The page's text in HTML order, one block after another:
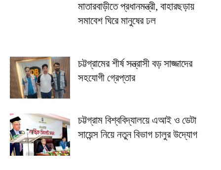
মাতারবাড়ীতে প্রধানমন্ত্রী, বাহারছড়ায়
সমাবেশ ঘিরে মানুষের ঢল
চট্টগ্রামের শীর্ষ সন্ত্রাসী বড় সাজ্জাদের
সহযোগী গ্রেপ্তার
চট্টগ্রাম বিশ্ববিদ্যালয়ে এআই ও ডেটা
সায়েন্স নিয়ে নতুন বিভাগ চালুর উদ্যোগ